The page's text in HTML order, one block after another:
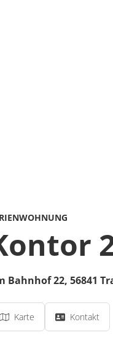
Bahnhof 22, 56841
Karte Kontakt